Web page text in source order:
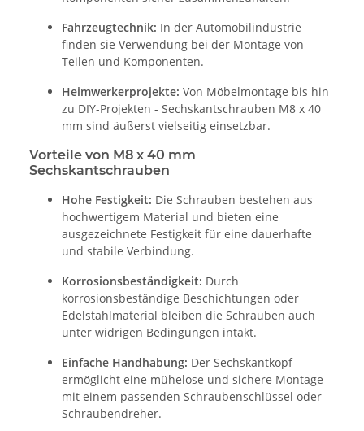
Fahrzeugtechnik: In der Automobilindustrie
finden sie Verwendung bei der Montage von
Teilen und Komponenten.
Heimwerkerprojekte: Von Möbelmontage bis hin
zu DIY-Projekten - Sechskantschrauben M8 x 40
mm sind äußerst vielseitig einsetzbar.
Vorteile von M8 x 40 mm
Sechskantschrauben
Hohe Festigkeit: Die Schrauben bestehen aus
hochwertigem Material und bieten eine
ausgezeichnete Festigkeit für eine dauerhafte
und stabile Verbindung.
Korrosionsbeständigkeit: Durch
korrosionsbeständige Beschichtungen oder
Edelstahlmaterial bleiben die Schrauben auch
unter widrigen Bedingungen intakt.
Einfache Handhabung: Der Sechskantkopf
ermöglicht eine mühelose und sichere Montage
mit einem passenden Schraubenschlüssel oder
Schraubendreher.